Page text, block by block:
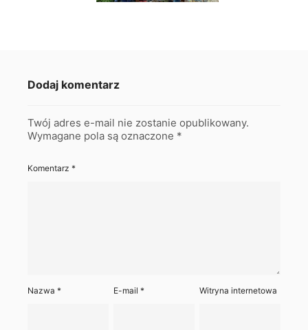
Dodaj komentarz
Twój adres e-mail nie zostanie opublikowany.
Wymagane pola są oznaczone *
Komentarz *
Nazwa * E-mail* Witryna internetowa